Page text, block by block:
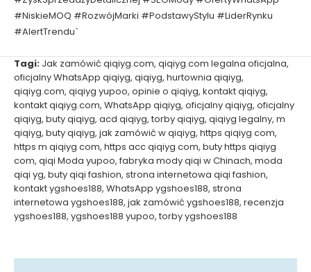
#NiskieMOQ #RozwójMarki #PodstawyStylu #LiderRynku
#AlertTrendu`
Tagi: Jak zamówić qiqiyg.com, qiqiyg.com legalna oficjalna,
oficjalny WhatsApp qiqiyg, qiqiyg, hurtownia qiqiyg,
qiqiyg.com, qiqiyg yupoo, opinie o qiqiyg, kontakt qiqiyg,
kontakt qiqiyg.com, WhatsApp qiqiyg, oficjalny qiqiyg, oficjalny
qiqiyg, buty qiqiyg, acd qiqiyg, torby qiqiyg, qiqiyg legalny, m
qiqiyg, buty qiqiyg, jak zamówić w qiqiyg, https qiqiyg com,
https m qiqiyg com, https acc qiqiyg com, buty https qiqiyg
com, qiqi Moda yupoo, fabryka mody qiqi w Chinach, moda
qiqi yg, buty qiqi fashion, strona internetowa qiqi fashion,
kontakt ygshoes188, WhatsApp ygshoes188, strona
internetowa ygshoes188, jak zamówić ygshoes188, recenzja
ygshoes188, ygshoes188 yupoo, torby ygshoes188